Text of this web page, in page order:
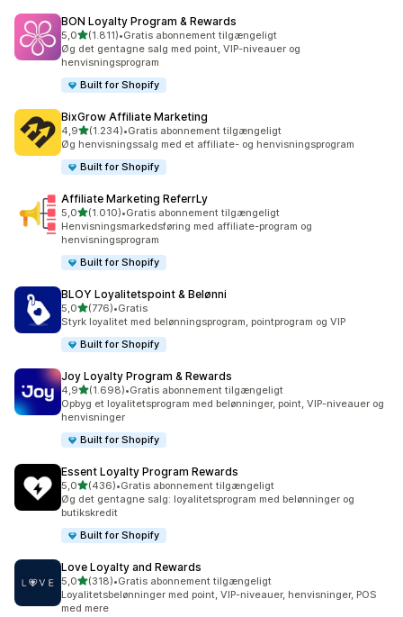
BON Loyalty Program & Rewards
5,0ud af 5 stjerner
(1.811)
1811 anmeldelser i alt
•Gratis abonnement tilgængeligt
Øg det gentagne salg med point, VIP-niveauer og
henvisningsprogram
Built for Shopify
BixGrow Affiliate Marketing
4,9ud af 5 stjerner
(1.234)
1234 anmeldelser i alt
•Gratis abonnement tilgængeligt
Øg henvisningssalg med et affiliate- og henvisningsprogram
Built for Shopify
Affiliate Marketing ReferrLy
5,0ud af 5 stjerner
(1.010)
1010 anmeldelser i alt
•Gratis abonnement tilgængeligt
Henvisningsmarkedsføring med affiliate-program og
henvisningsprogram
Built for Shopify
BLOY Loyalitetspoint & Belønni
5,0ud af 5 stjerner
(776)
776 anmeldelser i alt
•Gratis
Styrk loyalitet med belønningsprogram, pointprogram og VIP
Built for Shopify
Joy Loyalty Program & Rewards
4,9ud af 5 stjerner
(1.698)
1698 anmeldelser i alt
•Gratis abonnement tilgængeligt
Opbyg et loyalitetsprogram med belønninger, point, VIP-niveauer og
henvisninger
Built for Shopify
Essent Loyalty Program Rewards
5,0ud af 5 stjerner
(436)
436 anmeldelser i alt
•Gratis abonnement tilgængeligt
Øg det gentagne salg: loyalitetsprogram med belønninger og
butikskredit
Built for Shopify
Love Loyalty and Rewards
5,0ud af 5 stjerner
(318)
318 anmeldelser i alt
•Gratis abonnement tilgængeligt
Loyalitetsbelønninger med point, VIP-niveauer, henvisninger, POS
med mere